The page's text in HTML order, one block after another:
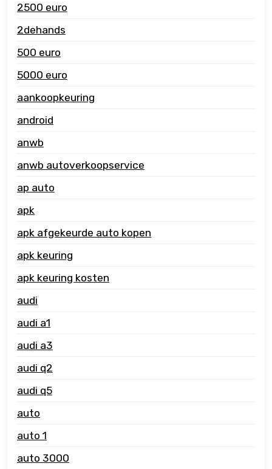
2500 euro
2dehands
500 euro
5000 euro
aankoopkeuring
android
anwb
anwb autoverkoopservice
ap auto
apk
apk afgekeurde auto kopen
apk keuring
apk keuring kosten
audi
audi a1
audi a3
audi q2
audi q5
auto
auto 1
auto 3000